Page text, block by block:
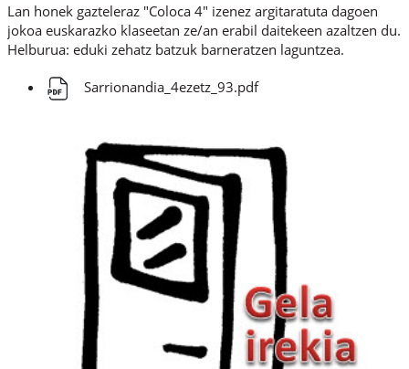
Lan honek gazteleraz "Coloca 4" izenez argitaratuta dagoen
jokoa euskarazko klaseetan ze/an erabil daitekeen azaltzen du.
Helburua: eduki zehatz batzuk barneratzen laguntzea.
Sarrionandia_4ezetz_93.pdf